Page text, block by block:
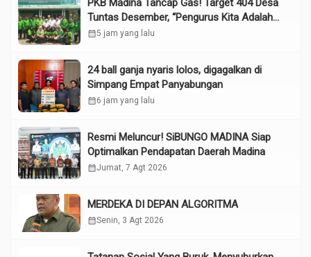
PKB Madina Tancap Gas! Target 404 Desa
Tuntas Desember, “Pengurus Kita Adalah
Tokoh”
calendar_month5 jam yang lalu
24 ball ganja nyaris lolos, digagalkan di
Simpang Empat Panyabungan
calendar_month6 jam yang lalu
Resmi Meluncur! SiBUNGO MADINA Siap
Optimalkan Pendapatan Daerah Madina
calendar_monthJumat, 7 Agt 2026
MERDEKA DI DEPAN ALGORITMA
calendar_monthSenin, 3 Agt 2026